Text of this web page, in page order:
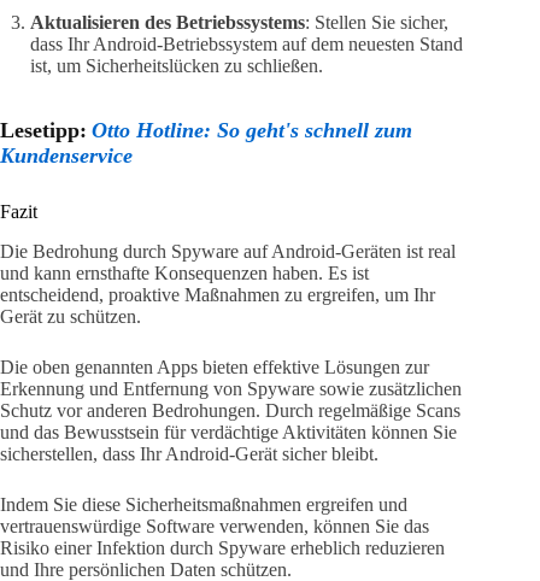
Aktualisieren des Betriebssystems: Stellen Sie sicher,
dass Ihr Android-Betriebssystem auf dem neuesten Stand
ist, um Sicherheitslücken zu schließen.
Lesetipp: Otto Hotline: So geht's schnell zum
Kundenservice
Fazit
Die Bedrohung durch Spyware auf Android-Geräten ist real
und kann ernsthafte Konsequenzen haben. Es ist
entscheidend, proaktive Maßnahmen zu ergreifen, um Ihr
Gerät zu schützen.
Die oben genannten Apps bieten effektive Lösungen zur
Erkennung und Entfernung von Spyware sowie zusätzlichen
Schutz vor anderen Bedrohungen. Durch regelmäßige Scans
und das Bewusstsein für verdächtige Aktivitäten können Sie
sicherstellen, dass Ihr Android-Gerät sicher bleibt.
Indem Sie diese Sicherheitsmaßnahmen ergreifen und
vertrauenswürdige Software verwenden, können Sie das
Risiko einer Infektion durch Spyware erheblich reduzieren
und Ihre persönlichen Daten schützen.